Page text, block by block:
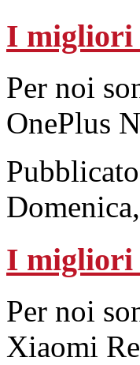
I migliori
Per noi
OnePlus
I migliori
Per noi
Xiaomi